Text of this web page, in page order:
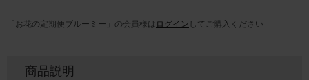
「お花の定期便ブルーミー」の会員様は ログイン してご購入ください
商品説明